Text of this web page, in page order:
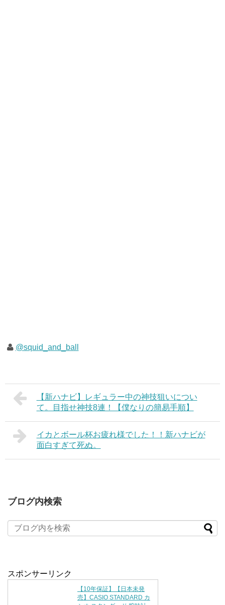
@squid_and_ball
【新ハナビ】レギュラー中の神技狙いについ
て。目指せ神技8連！【僕なりの簡易手順】
イカとボール杯お疲れ様でした！！新ハナビが
面白すぎて死ぬ。
ブログ内検索
スポンサーリンク
【10年保証】【日本未発
売】CASIO STANDARD カ